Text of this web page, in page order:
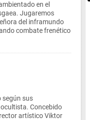
en el
Jugaremos
del inframundo
combate frenético
según sus
Concebido
artístico Viktor